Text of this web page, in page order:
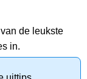
de leukste
in.